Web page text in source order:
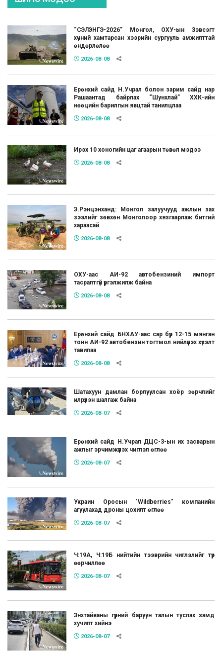
“СЭЛЭНГЭ-2026” Монгол, ОХУ-ын Зэвсэгт
хүчний хамтарсан хээрийн сургууль амжилттай
өндөрлөлөө
2026-08-08
Ерөнхий сайд Н.Учрал болон зарим сайд нар
Рашаантад байрлах “Шунхлай” ХХК-ийн
нөөцийн барилгын явцтай танилцлаа
2026-08-08
Ирэх 10 хоногийн цаг агаарын төвөл мэдээ
2026-08-08
Э.Рэнцэнханд: Монгол залуучууд ажлын зах
зээлийг зөвхөн Монголоор хязгаарлаж битгий
хараасай
2026-08-08
ОХУ-аас АИ-92 автобензиний импорт
тасралтгүй үргэлжилж байна
2026-08-08
Ерөнхий сайд БНХАУ-аас сар бүр 12-15 мянган
тонн АИ-92 автобензин тогтмол нийлүүлэх хүсэлт
тавилаа
2026-08-08
Шатахуун дамлан борлуулсан хоёр зөрчлийг
илрүүлэн шалгаж байна
2026-08-07
Ерөнхий сайд Н.Учрал ДЦС-3-ын их засварын
ажлыг эрчимжүүлэх чиглэл өглөө
2026-08-07
Украин Оросын "Wildberries" компанийн
агуулахад дроны цохилт өглөө
2026-08-07
Ч:19А, Ч:19Б нийтийн тээврийн чиглэлийг түр
өөрчиллөө
2026-08-07
Энхтайваны гүүрний баруун талын туслах замд
хучилт хийнэ
2026-08-07